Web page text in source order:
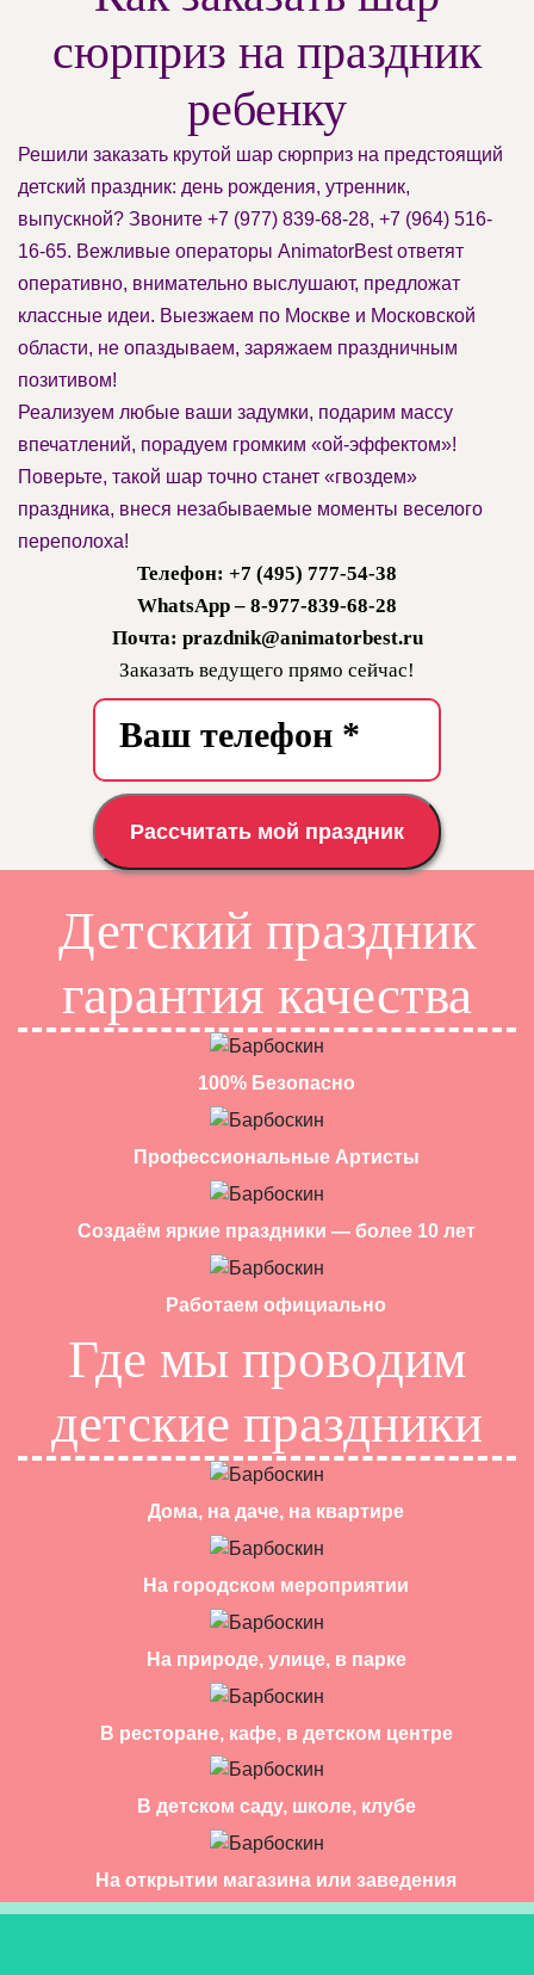
сюрприз на праздник
ребенку
Решили заказать крутой шар сюрприз на предстоящий
детский праздник: день рождения, утренник,
выпускной? Звоните +7 (977) 839-68-28, +7 (964) 516-
16-65. Вежливые операторы AnimatorBest ответят
оперативно, внимательно выслушают, предложат
классные идеи. Выезжаем по Москве и Московской
области, не опаздываем, заряжаем праздничным
позитивом!
Реализуем любые ваши задумки, подарим массу
впечатлений, порадуем громким «ой-эффектом»!
Поверьте, такой шар точно станет «гвоздем»
праздника, внеся незабываемые моменты веселого
переполоха!
Телефон: +7 (495) 777-54-38
WhatsApp – 8-977-839-68-28
Почта: prazdnik@animatorbest.ru
Заказать ведущего прямо сейчас!
Рассчитать мой праздник
Детский праздник
гарантия качества
100% Безопасно
Профессиональные Артисты
Создаём яркие праздники — более 10 лет
Работаем официально
Где мы проводим
детские праздники
Дома, на даче, на квартире
На городском мероприятии
На природе, улице, в парке
В ресторане, кафе, в детском центре
В детском саду, школе, клубе
На открытии магазина или заведения